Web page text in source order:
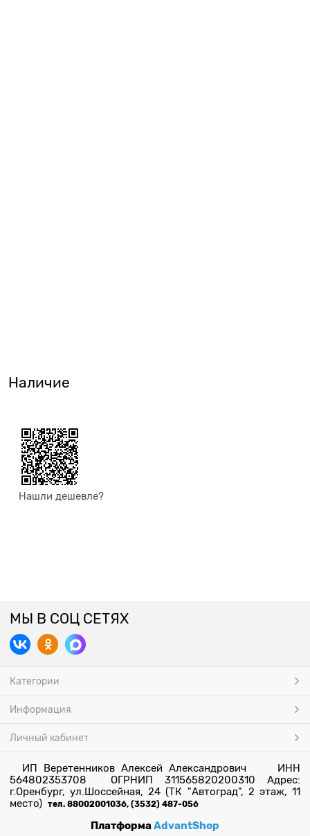
Наличие
Нашли дешевле?
МЫ В СОЦ СЕТЯХ
Категории
Информация
Личный кабинет
ИП Веретенников Алексей Александрович ИНН
564802353708 ОГРНИП 311565820200310 Адрес:
г.Оренбург, ул.Шоссейная, 24 (ТК "Автоград", 2 этаж, 11
место) тел. 88002001036, (3532) 487-056
ПлатформаAdvantShop